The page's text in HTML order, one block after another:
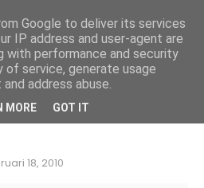
BLOG ARCHIEF CONTACT
Wassenaar
18, 2010
Google to deliver its services
IP address and user-agent are
with performance and security
service, generate usage
address abuse.
MORE GOT IT